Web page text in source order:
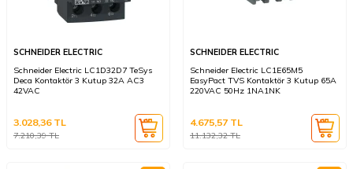
SCHNEIDER ELECTRIC
Schneider Electric LC1D32D7 TeSys
Deca Kontaktör 3 Kutup 32A AC3
42VAC
7.210,39TL
3.028,36TL
SCHNEIDER ELECTRIC
Schneider Electric LC1E65M5
EasyPact TVS Kontaktör 3 Kutup 65A
220VAC 50Hz 1NA1NK
11.132,32TL
4.675,57 TL